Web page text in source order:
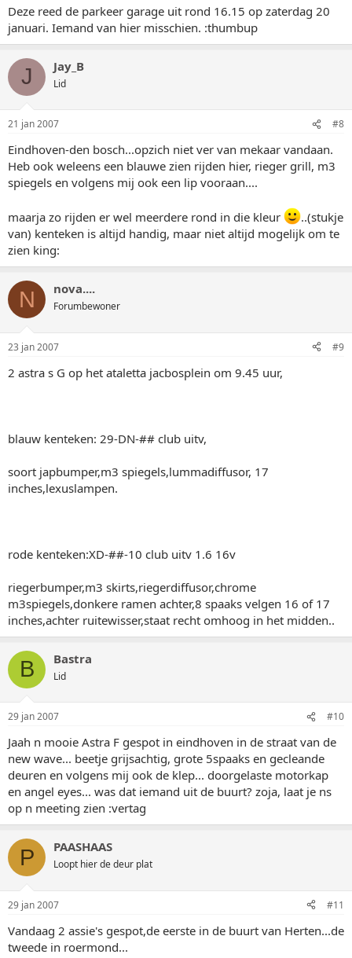
Deze reed de parkeer garage uit rond 16.15 op zaterdag 20
januari. Iemand van hier misschien. :thumbup
J Jay_B
Lid
21 jan 2007 #8
Eindhoven-den bosch...opzich niet ver van mekaar vandaan.
Heb ook weleens een blauwe zien rijden hier, rieger grill, m3
spiegels en volgens mij ook een lip vooraan....
maarja zo rijden er wel meerdere rond in die kleur
..(stukje
van) kenteken is altijd handig, maar niet altijd mogelijk om te
zien king:
N nova....
Forumbewoner
23 jan 2007 #9
2 astra s G op het ataletta jacbosplein om 9.45 uur,
blauw kenteken: 29-DN-## club uitv,
soort japbumper,m3 spiegels,lummadiffusor, 17
inches,lexuslampen.
rode kenteken:XD-##-10 club uitv 1.6 16v
riegerbumper,m3 skirts,riegerdiffusor,chrome
m3spiegels,donkere ramen achter,8 spaaks velgen 16 of 17
inches,achter ruitewisser,staat recht omhoog in het midden..
B Bastra
Lid
29 jan 2007 #10
Jaah n mooie Astra F gespot in eindhoven in de straat van de
new wave... beetje grijsachtig, grote 5spaaks en gecleande
deuren en volgens mij ook de klep... doorgelaste motorkap
en angel eyes... was dat iemand uit de buurt? zoja, laat je ns
op n meeting zien :vertag
P PAASHAAS
Loopt hier de deur plat
29 jan 2007 #11
Vandaag 2 assie's gespot,de eerste in de buurt van Herten...de
tweede in roermond...